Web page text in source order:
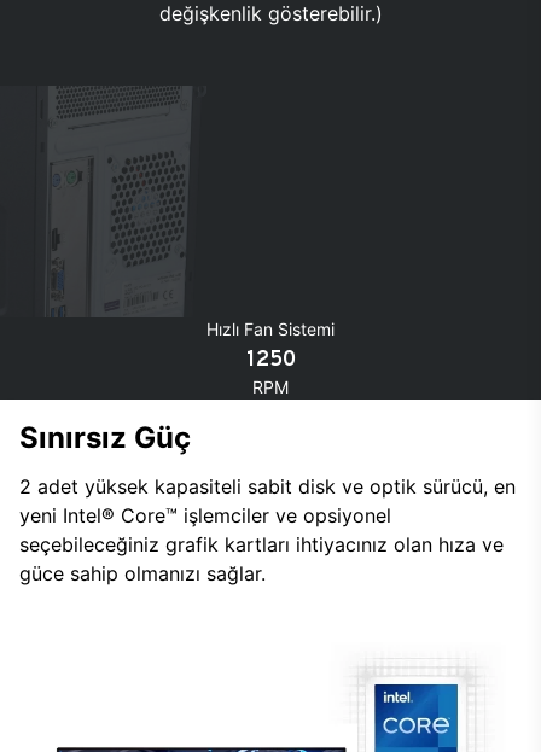
değişkenlik gösterebilir.)
Hızlı Fan Sistemi
1250
RPM
Sınırsız Güç
2 adet yüksek kapasiteli sabit disk ve optik sürücü, en
yeni Intel® Core™ işlemciler ve opsiyonel
seçebileceğiniz grafik kartları ihtiyacınız olan hıza ve
güce sahip olmanızı sağlar.